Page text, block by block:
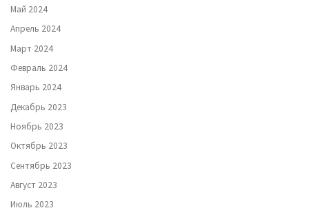
Май 2024
Апрель 2024
Март 2024
Февраль 2024
Январь 2024
Декабрь 2023
Ноябрь 2023
Октябрь 2023
Сентябрь 2023
Август 2023
Июль 2023